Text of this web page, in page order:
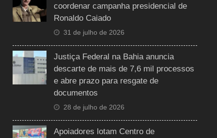
coordenar campanha presidencial de
Ronaldo Caiado
31 de julho de 2026
Justiça Federal na Bahia anuncia
descarte de mais de 7,6 mil processos
e abre prazo para resgate de
documentos
28 de julho de 2026
Apoiadores lotam Centro de